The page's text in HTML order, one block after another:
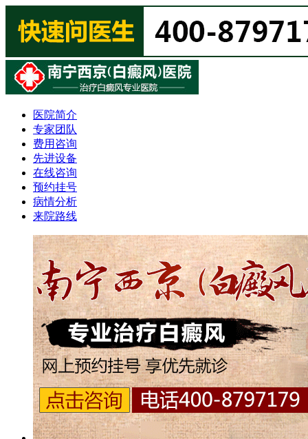
医院简介
专家团队
费用咨询
先进设备
在线咨询
预约挂号
病情分析
来院路线